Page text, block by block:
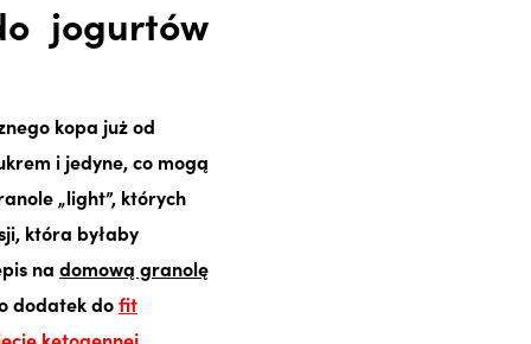
jogurtów
kopa już od
i jedyne, co mogą
„light”, których
która byłaby
na domową granolę
dodatek dofit
ketogennej.